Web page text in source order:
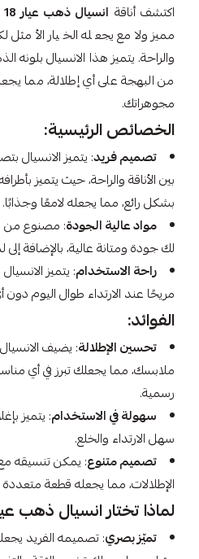
اكتشف أناقة انسيال ذهب عيار 18
مميز ولامع يجعله الخيار
والراحة. يتميز هذا الانسيال
من البهجة على أي إطلالة، مما
مجوهراتك.
الخصائص الرئيسية:
تصميم فريد: يتميز الانسيال
بين الأناقة والراحة، حيث يتميز
بشكل رائع، مما يجعله لامعًا وجذابًا.
مواد عالية الجودة
لك جودة ومتانة عالية، بالإضافة
راحة الاستخدام: يتميز
مريحًا عند الارتداء طوال اليوم دون
الفوائد:
تحسين الإطلالة: يضيف
ملابسك، مما يجعلك تبرز في أي
رسمية.
سهولة في الاستخدام: يتميز
سهل الارتداء والخلع.
تصميم متنوع: يمكن تنسيقه
الإطلالات، مما يجعله قطعة
لماذا تختار انسيال ذهب عيار
تميّز بصري: تصميمه الفريد